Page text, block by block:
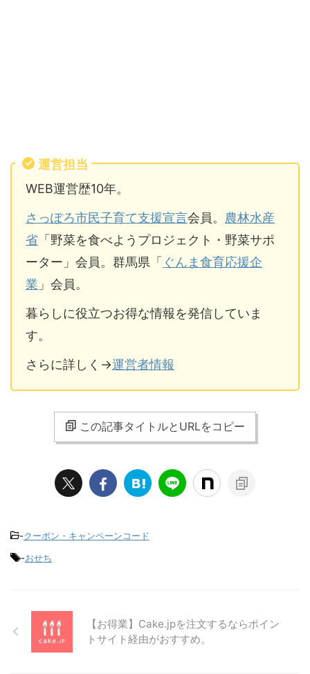
おススメ
は以下の通り。
盛付おせち 優待割引一覧
板前魂の花籠、 板前魂の祝寿、 板前魂の
の春小箱、 板前魂の八宝、 板前魂の小桜
（2個セット）、 板前魂の小桜（3個セッ
せち 、 板前魂のおつまみおせち
200円割
板前魂の百福、 板前魂の万里、 板前魂の
子ども用おせち、 板前魂の肉三昧おせち、
魂のやわらかおせち（二段重）、 板前魂の
やわらかおせち（三段重）
運営担当
WEB運営歴10年。
さっぽろ市民子育て支援宣言会員。 農林水産
省 「野菜を食べようプロジェクト・野菜サポ
ーター」会員。群馬県「 ぐんま食育応援企
業 」会員。
暮らしに役立つお得な情報を発信していま
す。
さらに詳しく→運営者情報
この記事タイトルとURLをコピー
-クーポン・キャンペーンコード
-おせち
【お得業】Cake.jpを注文するならポイン
トサイト経由がおすすめ。